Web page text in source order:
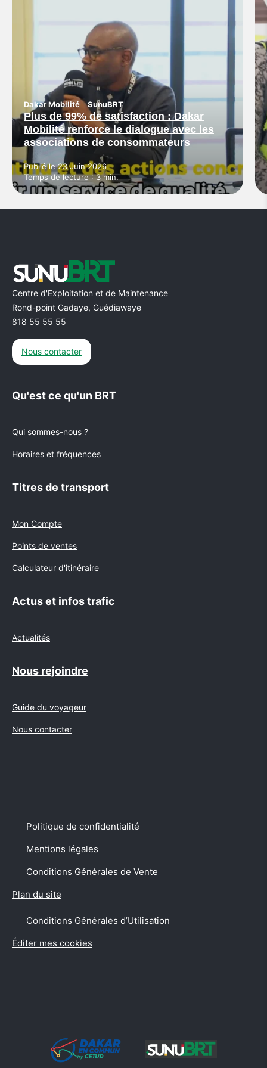
Plus de 99% de satisfaction : Dakar
Mobilité renforce le dialogue avec les
associations de consommateurs
Dakar Mobilité SunuBRT
Publié le 23 Juin 2026
Temps de lecture : 3 min.
Centre d'Exploitation et de Maintenance
Rond-point Gadaye, Guédiawaye
818 55 55 55
Nous contacter
Qu'est ce qu'un BRT
Qui sommes-nous ?
Horaires et fréquences
Titres de transport
Mon Compte
Points de ventes
Calculateur d'itinéraire
Actus et infos trafic
Actualités
Nous rejoindre
Guide du voyageur
Nous contacter
Politique de confidentialité
Mentions légales
Conditions Générales de Vente
Plan du site
Conditions Générales d’Utilisation
Éditer mes cookies